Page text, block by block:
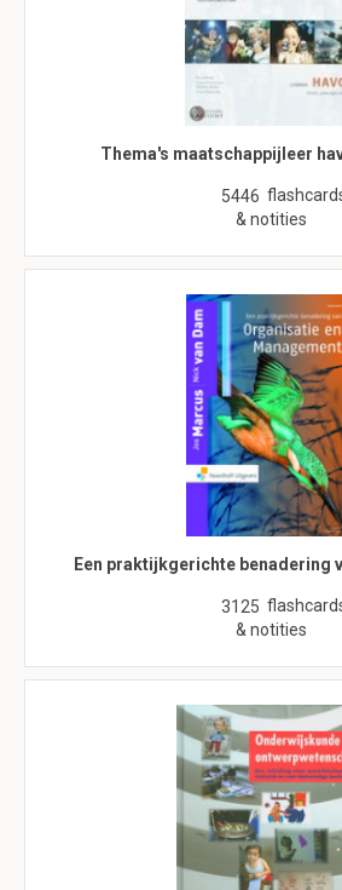
Thema's maatschappijleer
5446
& notities
Een praktijkgerichte benadering
3125
& notities